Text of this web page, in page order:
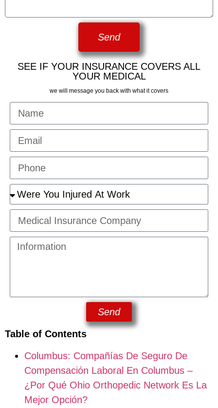
Send
SEE IF YOUR INSURANCE COVERS ALL
YOUR MEDICAL
we will message you back with what it covers
Send
Table of Contents
Columbus: Compañías De Seguro De
Compensación Laboral En Columbus –
¿Por Qué Ohio Orthopedic Network Es La
Mejor Opción?